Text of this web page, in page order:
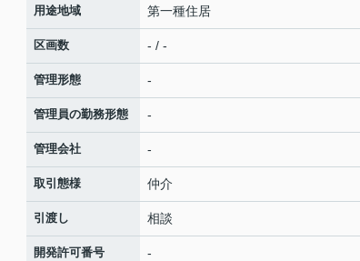
用途地域 第一種住居
区画数 - / -
管理形態 -
管理員の勤務形態 -
管理会社 -
取引態様 仲介
引渡し 相談
開発許可番号 -